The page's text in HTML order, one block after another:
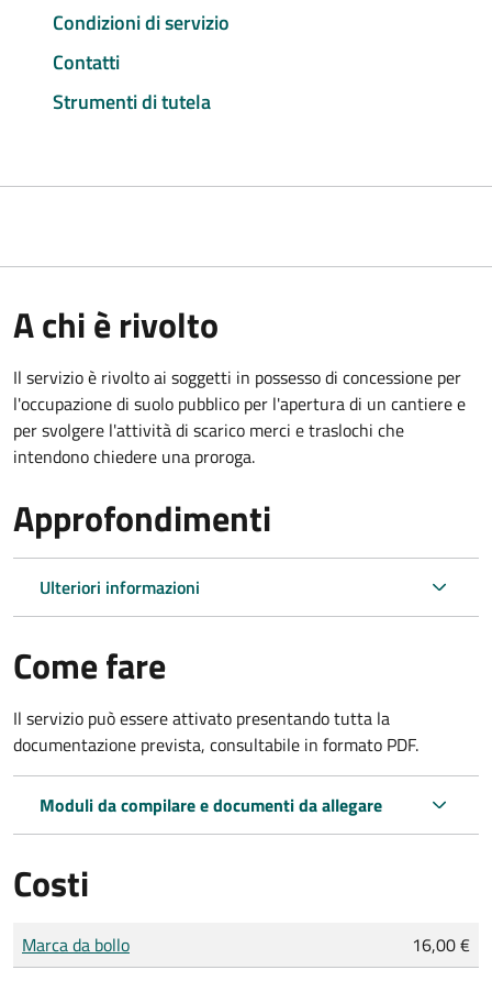
Condizioni di servizio
Contatti
Strumenti di tutela
A chi è rivolto
Il servizio è rivolto ai soggetti in possesso di concessione per
l'occupazione di suolo pubblico per l'apertura di un cantiere e
per svolgere l'attività di scarico merci e traslochi che
intendono chiedere una proroga.
Approfondimenti
Ulteriori informazioni
Come fare
Il servizio può essere attivato presentando tutta la
documentazione prevista, consultabile in formato PDF.
Moduli da compilare e documenti da allegare
Costi
Tipo di pagamento
Importo
Marca da bollo 16,00 €